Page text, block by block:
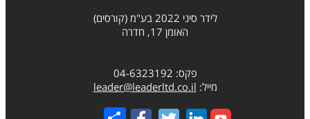
לידר סיני 2022 בע"מ (קורסים)
האומן 17, חדרה
פקס: 04-6323192
מייל: leader@leaderltd.co.il
Share